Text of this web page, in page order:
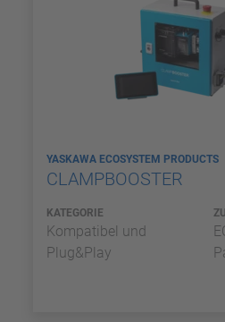
YASKAWA ECOSYSTEM PRODUCTS
CLAMPBOOSTER
KATEGORIE
Kompatibel und
Plug&Play